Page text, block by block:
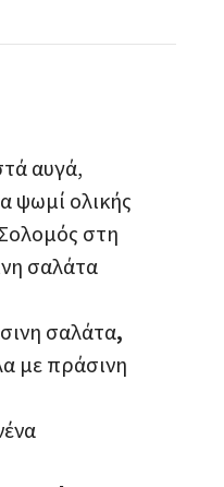
αυγά,
ψωμί ολικής
στη
σαλάτα
σαλάτα,
με πράσινη